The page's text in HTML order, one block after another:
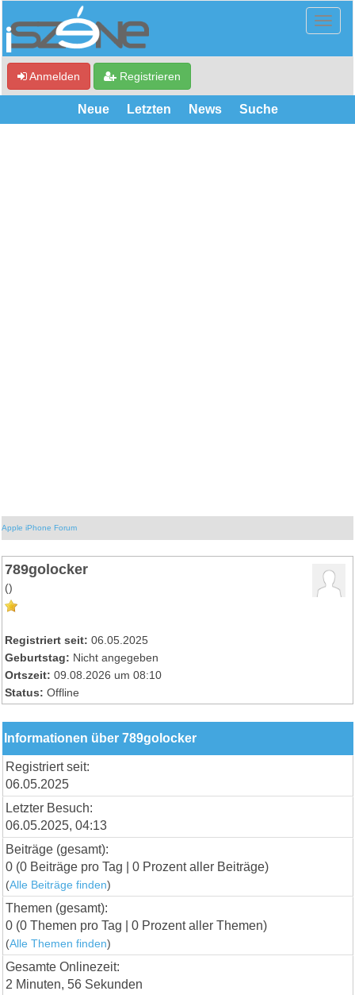
Anmelden Registrieren
Neue Letzten News Suche
Apple iPhone Forum
789golocker
()
Registriert seit: 06.05.2025
Geburtstag: Nicht angegeben
Ortszeit: 09.08.2026 um 08:10
Status: Offline
Informationen über 789golocker
Registriert seit:
06.05.2025
Letzter Besuch:
06.05.2025, 04:13
Beiträge (gesamt):
0 (0 Beiträge pro Tag | 0 Prozent aller Beiträge)
(Alle Beiträge finden)
Themen (gesamt):
0 (0 Themen pro Tag | 0 Prozent aller Themen)
(Alle Themen finden)
Gesamte Onlinezeit:
2 Minuten, 56 Sekunden